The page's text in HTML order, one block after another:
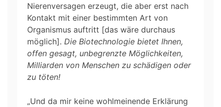
Nierenversagen erzeugt, die aber erst nach
Kontakt mit einer bestimmten Art von
Organismus auftritt [das wäre durchaus
möglich]. Die Biotechnologie bietet Ihnen,
offen gesagt, unbegrenzte Möglichkeiten,
Milliarden von Menschen zu schädigen oder
zu töten!
„Und da mir keine wohlmeinende Erklärung